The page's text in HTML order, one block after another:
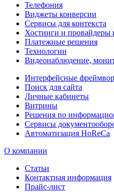
Телефония
Виджеты конверсии
Сервисы для контекста
Хостинги и провайдеры
Платежные решения
Технологии
Видеонаблюдение,
Интерфейсные
Поиск для сайта
Личные кабинеты
Витрины
Решения по
Сервисы
Автоматизация HoReCa
О компании
Статьи
Контактная информация
Прайс-лист